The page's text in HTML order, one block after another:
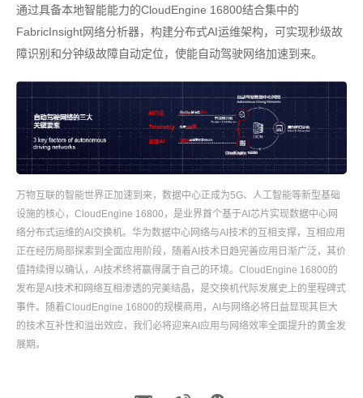
通过具备本地智能能力的CloudEngine 16800结合集中的
FabricInsight网络分析器，构建分布式AI运维架构，可实现秒级故
障识别和分钟级故障自动定位，使能自动驾驶网络加速到来。
万物互联的智能世界正加速到来，数据中心正成为5G、人工智能等新型基础
设施的核心，CloudEngine 16800，是业界首个基于AI芯片实现数据中心网
络分布式运维的AI交换机。华为数据中心网络与AI技术的互相支撑，互相应用
正在经历局部探索到全面应用阶段，随着AI技术日趋完善应用日渐广泛，其价
值持续得以确认，AI技术终将赢得属于自己的环境。CloudEngine 16800的
发布是AI技术和网络互相渗透的完美结晶，是交换机代际发展史上的里程碑式
事件。随着CloudEngine 16800的规模商用，AI与网络必将日益显现其巨大
的技术互补性和溢出效应，我们必将迎来AI应用与网络效率全面提升的黄金发
展期。